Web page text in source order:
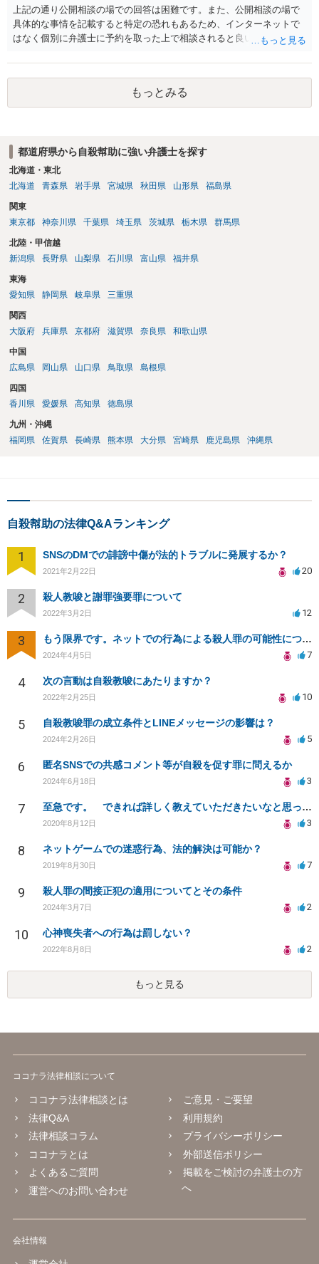
上記の通り公開相談の場での回答は困難です。また、公開相談の場で
具体的な事情を記載すると特定の恐れもあるため、インターネットで
はなく個別に弁護士に予約を取った上で相談されると良いでしょう。
もっとみる
都道府県から自殺幇助に強い弁護士を探す
北海道・東北
北海道
青森県 岩手県 宮城県 秋田県 山形県 福島県
関東
東京都
神奈川県 千葉県 埼玉県 茨城県 栃木県 群馬県
北陸・甲信越
新潟県
長野県 山梨県 石川県 富山県 福井県
東海
愛知県
静岡県 岐阜県 三重県
関西
大阪府
兵庫県 京都府 滋賀県 奈良県 和歌山県
中国
広島県
岡山県 山口県 鳥取県 島根県
四国
香川県
愛媛県 高知県 徳島県
九州・沖縄
福岡県
佐賀県 長崎県 熊本県 大分県 宮崎県 鹿児島県 沖縄県
自殺幇助の法律Q&Aランキング
1 SNSのDMでの誹謗中傷が法的トラブルに発展するか？
2021年2月22日 20
2 殺人教唆と謝罪強要罪について
2022年3月2日 12
3 もう限界です。ネットでの行為による殺人罪の可能性についての質問
2024年4月5日 7
4 次の言動は自殺教唆にあたりますか？
2022年2月25日 10
5 自殺教唆罪の成立条件とLINEメッセージの影響は？
2024年2月26日 5
6 匿名SNSでの共感コメント等が自殺を促す罪に問えるか
2024年6月18日 3
7 至急です。 できれば詳しく教えていただきたいなと思っております。
2020年8月12日 3
8 ネットゲームでの迷惑行為、法的解決は可能か？
2019年8月30日 7
9 殺人罪の間接正犯の適用についてとその条件
2024年3月7日 2
10 心神喪失者への行為は罰しない？
2022年8月8日 2
もっと見る
ココナラ法律相談について
ココナラ法律相談とは
法律Q&A
法律相談コラム
ココナラとは
よくあるご質問
運営へのお問い合わせ
ご意見・ご要望
利用規約
プライバシーポリシー
外部送信ポリシー
掲載をご検討の弁護士の方
へ
会社情報